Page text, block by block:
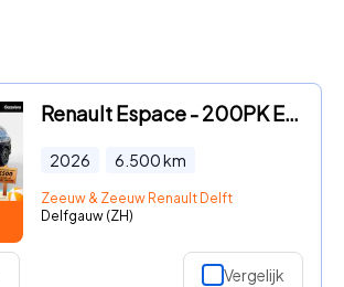
Renault Espace - 200PK E-Tech Full Hybrid Esprit Alpine 7p. AT | DEMO | 7 Zit
2026 6.500km
Zeeuw & Zeeuw Renault Delft
Delfgauw (ZH)
Vergelijk